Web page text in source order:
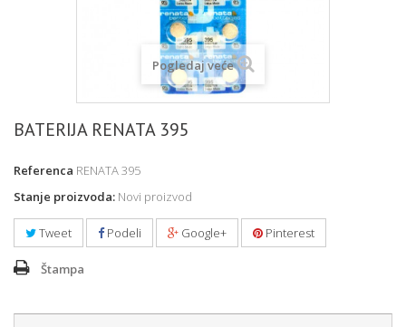
Pogledaj veće
BATERIJA RENATA 395
Referenca RENATA 395
Stanje proizvoda: Novi proizvod
Tweet Podeli Google+ Pinterest
Štampa